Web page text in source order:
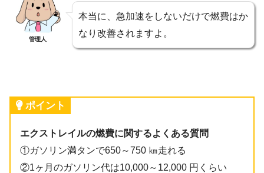
管理人
本当に、急加速をしないだけで燃費はか
なり改善されますよ。
ポイント
エクストレイルの燃費に関するよくある質問
①ガソリン満タンで650～750 ㎞走れる
②1ヶ月のガソリン代は10,000～12,000 円くらい